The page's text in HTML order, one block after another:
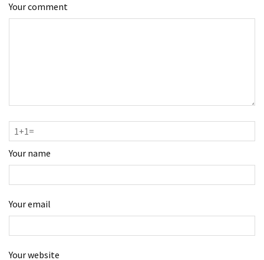
Your comment
Your name
Your email
Your website